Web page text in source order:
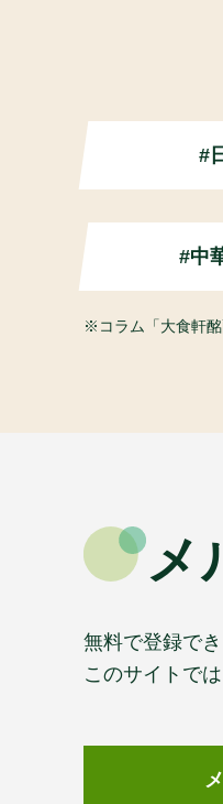
#
#中
コラム「大食軒
メ
無料で登録で
このサイトで